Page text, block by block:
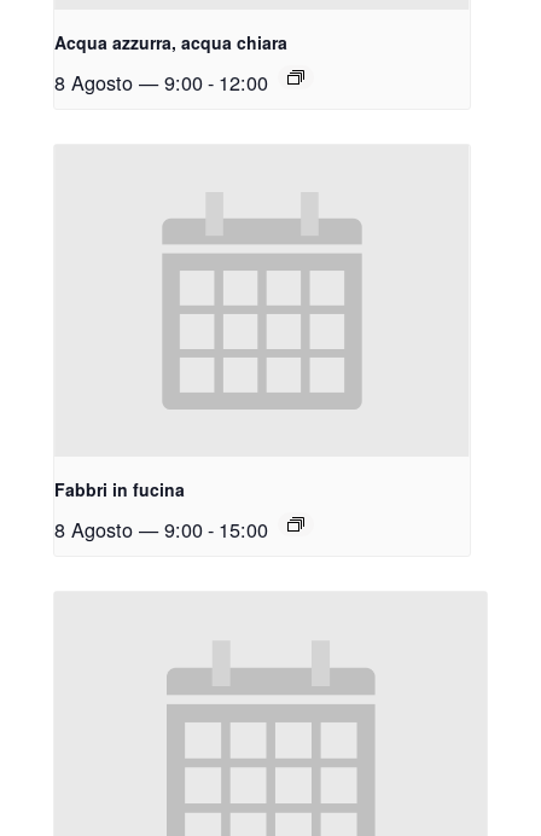
Acqua azzurra, acqua chiara
8 Agosto — 9:00- 12:00
Fabbri in fucina
8 Agosto — 9:00- 15:00